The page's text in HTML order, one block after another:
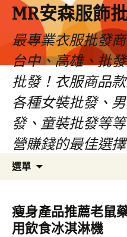
MR安森服飾
最專業衣服批發
台中、高雄、批
批發！衣服商品
各種女裝批發、
發、童裝批發等
營賺錢的最佳選擇
選單
容
區
瘦身產品推薦老鼠
用飲食冰淇淋機